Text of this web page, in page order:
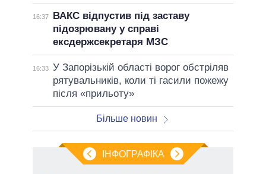
16:37
ВАКС відпустив під заставу
підозрювану у справі
ексдержсекретаря МЗС
16:33 У Запорізькій області ворог обстріляв
рятувальників, коли ті гасили пожежу
після «прильоту»
Більше новин
ІНФОГРАФІКА